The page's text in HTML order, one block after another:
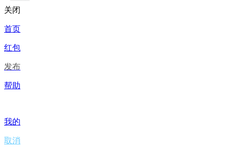
关闭
首页
红包
发布
帮助
我的
取消